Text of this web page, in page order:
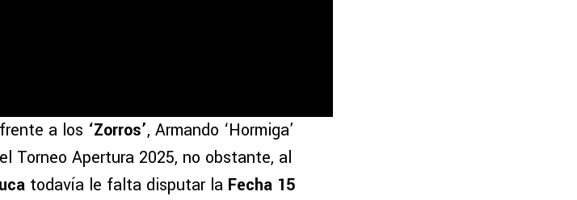
a los ‘Zorros’, Armando ‘Hormiga’
Torneo Apertura 2025, no obstante, al
todavía le falta disputar la Fecha 15